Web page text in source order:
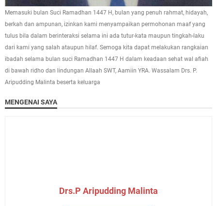
Memasuki bulan Suci Ramadhan 1447 H, bulan yang penuh rahmat, hidayah,
berkah dan ampunan, izinkan kami menyampaikan permohonan maaf yang
tulus bila dalam berinteraksi selama ini ada tutur-kata maupun tingkah-laku
dari kami yang salah ataupun hilaf. Semoga kita dapat melakukan rangkaian
ibadah selama bulan suci Ramadhan 1447 H dalam keadaan sehat wal afiah
di bawah ridho dan lindungan Allaah SWT, Aamiin YRA. Wassalam Drs. P.
Aripudding Malinta beserta keluarga
MENGENAI SAYA
Drs.P Aripudding Malinta